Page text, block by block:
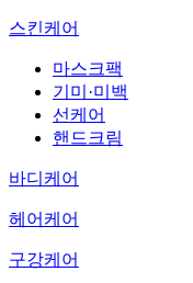
스킨케어
마스크팩
기미·미백
선케어
핸드크림
바디케어
헤어케어
구강케어